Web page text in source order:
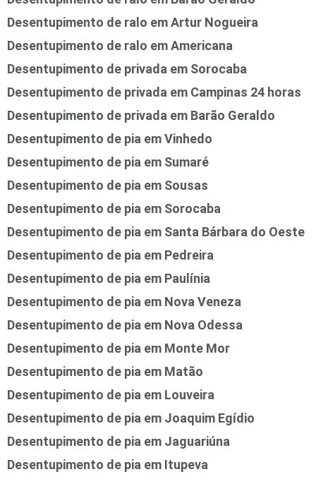
Desentupimento de ralo em Artur Nogueira
Desentupimento de ralo em Americana
Desentupimento de privada em Sorocaba
Desentupimento de privada em Campinas 24 horas
Desentupimento de privada em Barão Geraldo
Desentupimento de pia em Vinhedo
Desentupimento de pia em Sumaré
Desentupimento de pia em Sousas
Desentupimento de pia em Sorocaba
Desentupimento de pia em Santa Bárbara do Oeste
Desentupimento de pia em Pedreira
Desentupimento de pia em Paulínia
Desentupimento de pia em Nova Veneza
Desentupimento de pia em Nova Odessa
Desentupimento de pia em Monte Mor
Desentupimento de pia em Matão
Desentupimento de pia em Louveira
Desentupimento de pia em Joaquim Egídio
Desentupimento de pia em Jaguariúna
Desentupimento de pia em Itupeva